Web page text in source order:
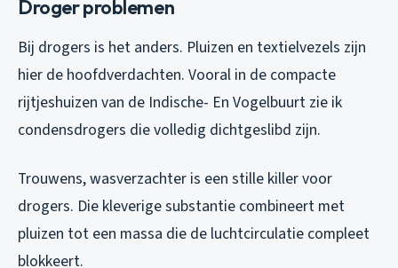
Droger problemen
Bij drogers is het anders. Pluizen en textielvezels zijn
hier de hoofdverdachten. Vooral in de compacte
rijtjeshuizen van de Indische- En Vogelbuurt zie ik
condensdrogers die volledig dichtgeslibd zijn.
Trouwens, wasverzachter is een stille killer voor
drogers. Die kleverige substantie combineert met
pluizen tot een massa die de luchtcirculatie compleet
blokkeert.